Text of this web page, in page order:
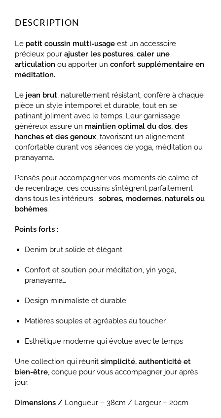
DESCRIPTION
Le petit coussin multi-usage est un accessoire
précieux pour ajuster les postures, caler une
articulation ou apporter un confort supplémentaire en
méditation.
Le jean brut, naturellement résistant, confère à chaque
pièce un style intemporel et durable, tout en se
patinant joliment avec le temps. Leur garnissage
généreux assure un maintien optimal du dos, des
hanches et des genoux, favorisant un alignement
confortable durant vos séances de yoga, méditation ou
pranayama.
Pensés pour accompagner vos moments de calme et
de recentrage, ces coussins s’intègrent parfaitement
dans tous les intérieurs : sobres, modernes, naturels ou
bohèmes.
Points forts :
Denim brut solide et élégant
Confort et soutien pour méditation, yin yoga,
pranayama…
Design minimaliste et durable
Matières souples et agréables au toucher
Esthétique moderne qui évolue avec le temps
Une collection qui réunit simplicité, authenticité et
bien-être, conçue pour vous accompagner jour après
jour.
Dimensions / Longueur – 38cm / Largeur – 20cm